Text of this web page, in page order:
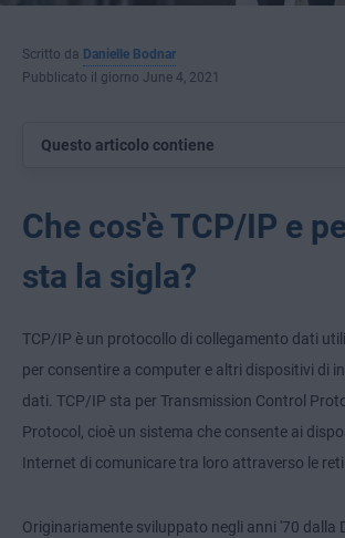
Scritto da Danielle Bodnar
Pubblicato il giorno June 4, 2021
Questo articolo contiene
Che cos'è TCP/IP e
sta la sigla?
TCP/IP è un protocollo di collegamento dati
per consentire a computer e altri dispositivi di
dati. TCP/IP sta per Transmission Control
Protocol, cioè un sistema che consente ai
Internet di comunicare tra loro attraverso le reti.
Originariamente sviluppato negli anni '70 dalla